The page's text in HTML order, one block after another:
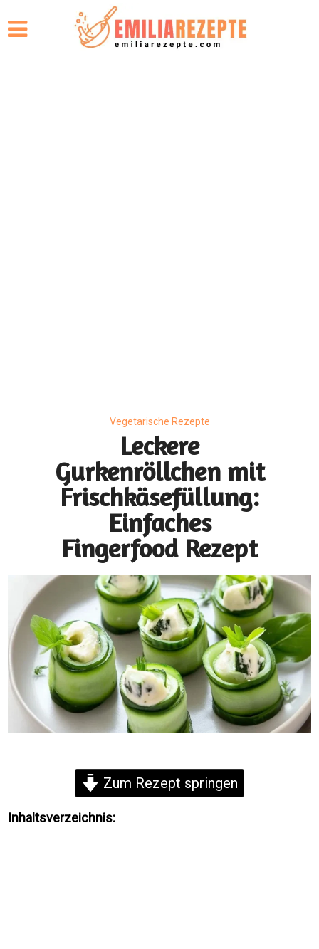
Vegetarische Rezepte
Leckere
Gurkenröllchen mit
Frischkäsefüllung:
Einfaches
Fingerfood Rezept
Zum Rezept springen
Inhaltsverzeichnis: